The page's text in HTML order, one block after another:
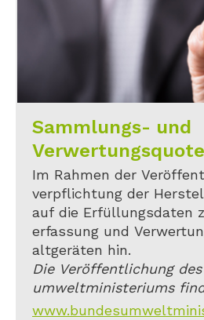
Sammlungs- und
Im Rahmen der
verpflichtung der
auf die Erfüllungsdaten
erfassung und
altgeräten hin.
Die Veröffentlichung
umweltministeriums